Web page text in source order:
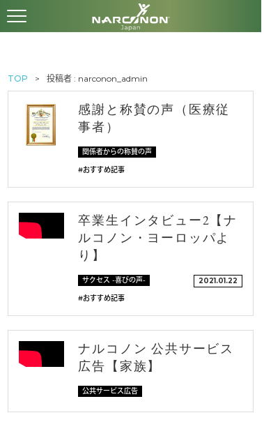
TOP 投稿者 : narconon_admin
感謝と称賛の声（医療従
事者）
関係者からの称賛の声
#おすすめ記事
卒業生インタビュー2【ナ
ルコノン・ヨーロッパよ
り】
サクセス -喜びの声-
#おすすめ記事
2021.01.22
ナルコノン 公共サービス
広告【家族】
公共サービス広告